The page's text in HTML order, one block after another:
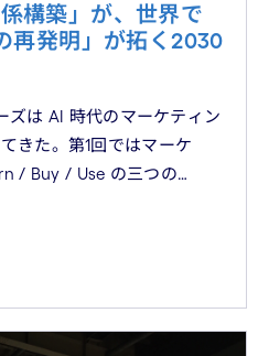
構築」が、世界で
再発明」が拓く2030
ズは AI 時代のマーケティン
きた。第1回ではマーケ
/ Buy / Use の三つの
定義されつつあるブラン
に着地させる。そして、希